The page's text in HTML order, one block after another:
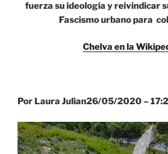
fuerza su ideología y reivindicar
Fascismo urbano para
Chelva en la
Por Laura Julian26/05/2020 –